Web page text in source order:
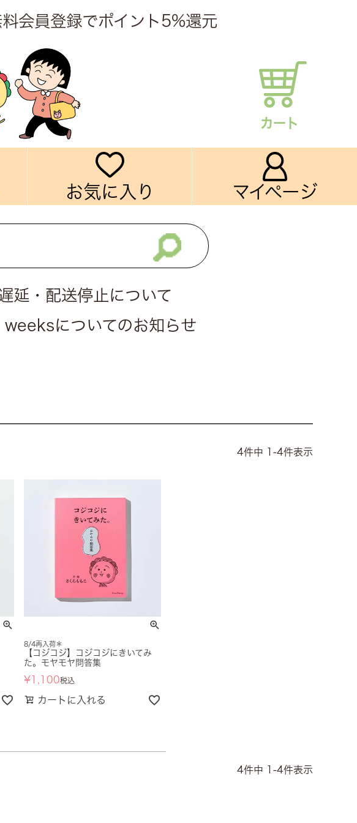
会員登録でポイント5%還元
カート
お気に入り マイページ
延・配送停止について
についてのお知らせ
4件中 1 -4件表示
8/4再入荷＊
【コジコジ】コジコジにきいてみ
た。モヤモヤ問答集
¥ 1,100税込
カートに入れる
4件中 1 -4件表示